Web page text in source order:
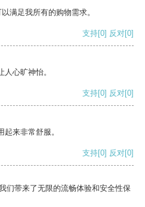
满足我所有的购物需求。
支持[0] 反对[0]
心旷神怡。
支持[0] 反对[0]
来非常舒服。
支持[0] 反对[0]
们带来了无限的流畅体验和安全性保